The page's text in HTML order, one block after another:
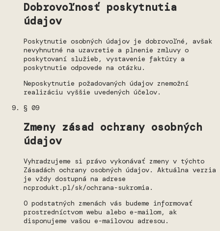
Dobrovoľnosť poskytnutia
údajov
Poskytnutie osobných údajov je dobrovoľné, avšak
nevyhnutné na uzavretie a plnenie zmluvy o
poskytovaní služieb, vystavenie faktúry a
poskytnutie odpovede na otázku.
Neposkytnutie požadovaných údajov znemožní
realizáciu vyššie uvedených účelov.
§ 09
Zmeny zásad ochrany osobných
údajov
Vyhradzujeme si právo vykonávať zmeny v týchto
Zásadách ochrany osobných údajov. Aktuálna verzia
je vždy dostupná na adrese
ncprodukt.pl/sk/ochrana-sukromia.
O podstatných zmenách vás budeme informovať
prostredníctvom webu alebo e-mailom, ak
disponujeme vašou e-mailovou adresou.